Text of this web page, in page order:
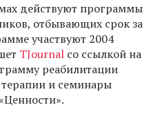
действуют программы
отбывающих срок за
участвуют 2004
TJournal со ссылкой на
реабилитации
и семинары